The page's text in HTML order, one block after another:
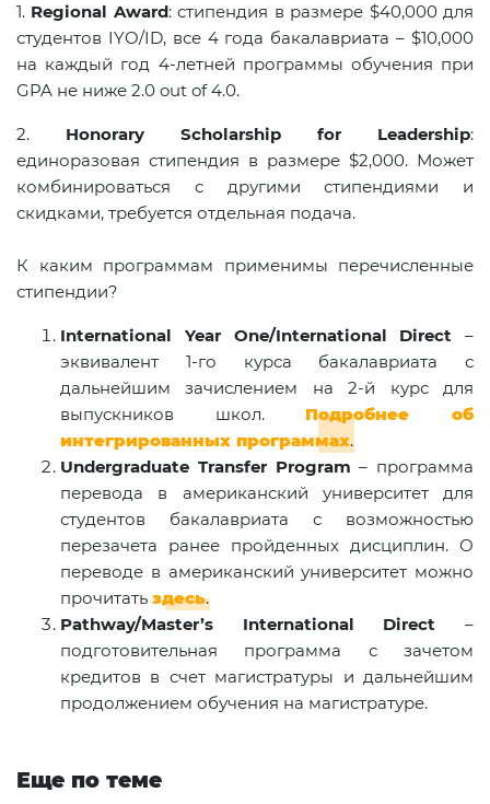
1. Regional Award: стипендия в размере $40,000 для
студентов IYO/ID, все 4 года бакалавриата – $10,000
на каждый год 4-летней программы обучения при
GPA не ниже 2.0 out of 4.0.
2. Honorary Scholarship for Leadership:
единоразовая стипендия в размере $2,000. Может
комбинироваться с другими стипендиями и
скидками, требуется отдельная подача.
К каким программам применимы перечисленные
стипендии?
International Year One/International Direct –
эквивалент 1-го курса бакалавриата с
дальнейшим зачислением на 2-й курс для
выпускников школ. Подробнее об
интегрированных программах.
Undergraduate Transfer Program – программа
перевода в американский университет для
студентов бакалавриата с возможностью
перезачета ранее пройденных дисциплин. О
переводе в американский университет можно
прочитать здесь.
Pathway/Master’s International Direct –
подготовительная программа с зачетом
кредитов в счет магистратуры и дальнейшим
продолжением обучения на магистратуре.
Еще по теме